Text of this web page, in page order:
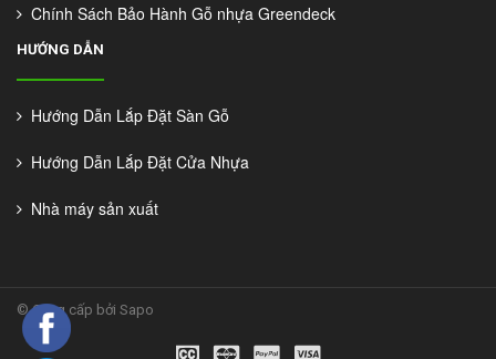
Chính Sách Bảo Hành Gỗ nhựa Greendeck
HƯỚNG DẪN
Hướng Dẫn Lắp Đặt Sàn Gỗ
Hướng Dẫn Lắp Đặt Cửa Nhựa
Nhà máy sản xuất
©Cung cấp bởi Sapo